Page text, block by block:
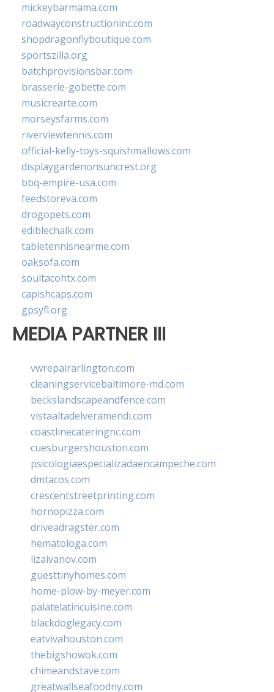
mickeybarmama.com
roadwayconstructioninc.com
shopdragonflyboutique.com
sportszilla.org
batchprovisionsbar.com
brasserie-gobette.com
musicrearte.com
morseysfarms.com
riverviewtennis.com
official-kelly-toys-squishmallows.com
displaygardenonsuncrest.org
bbq-empire-usa.com
feedstoreva.com
drogopets.com
ediblechalk.com
tabletennisnearme.com
oaksofa.com
soultacohtx.com
capishcaps.com
gpsyfl.org
MEDIA PARTNER III
vwrepairarlington.com
cleaningservicebaltimore-md.com
beckslandscapeandfence.com
vistaaltadelveramendi.com
coastlinecateringnc.com
cuesburgershouston.com
psicologiaespecializadaencampeche.com
dmtacos.com
crescentstreetprinting.com
hornopizza.com
driveadragster.com
hematologa.com
lizaivanov.com
guesttinyhomes.com
home-plow-by-meyer.com
palatelatincuisine.com
blackdoglegacy.com
eatvivahouston.com
thebigshowok.com
chimeandstave.com
greatwallseafoodny.com